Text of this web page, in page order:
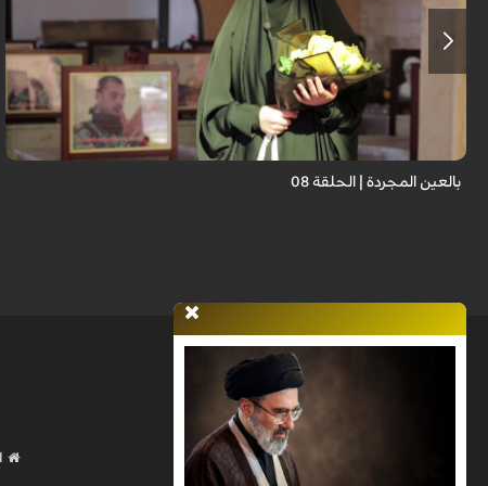
برنامج "بالعين المجردة" هو توثيق إنسانيٌّ شجاعٌ للحياة تحت وطأة الحرب، حيث
نستمع فيه إلى شهاداتٍ حيّةٍ لأشخاص عايشوا التفجيرات والدمار، فنرى بعيونهم
بالعين المجردة | الحلقة 08